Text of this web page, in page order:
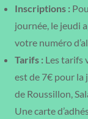
Inscriptions :
journée, le jeudi
votre numéro
Tarifs : Les tarifs
est de 7€ pour la
de Roussillon,
Une carte